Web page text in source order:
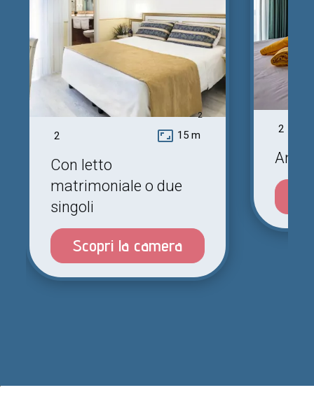
2 aspect_ratio 15 m
2
Con letto
matrimoniale o due
singoli
Scopri la camera
2